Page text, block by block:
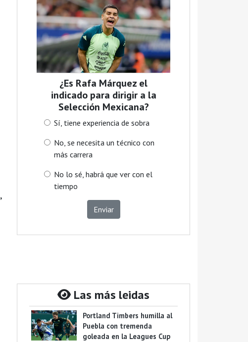
,
¿Es Rafa Márquez el
indicado para dirigir a la
Selección Mexicana?
Sí, tiene experiencia de sobra
No, se necesita un técnico con
más carrera
No lo sé, habrá que ver con el
tiempo
Enviar
Las más leidas
Portland Timbers humilla al
Puebla con tremenda
goleada en la Leagues Cup